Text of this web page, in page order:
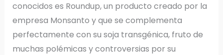
conocidos es Roundup, un producto creado por la
empresa Monsanto y que se complementa
perfectamente con su soja transgénica, fruto de
muchas polémicas y controversias por su